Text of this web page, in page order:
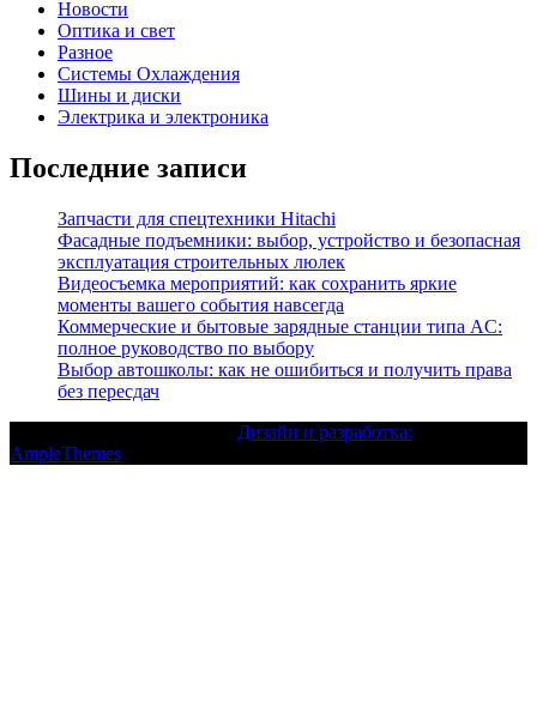
Новости
Оптика и свет
Разное
Системы Охлаждения
Шины и диски
Электрика и электроника
Последние записи
Запчасти для спецтехники Hitachi
Фасадные подъемники: выбор, устройство и безопасная
эксплуатация строительных люлек
Видеосъемка мероприятий: как сохранить яркие
моменты вашего события навсегда
Коммерческие и бытовые зарядные станции типа AC:
полное руководство по выбору
Выбор автошколы: как не ошибиться и получить права
без пересдач
Дизайн и разработка:
AmpleThemes